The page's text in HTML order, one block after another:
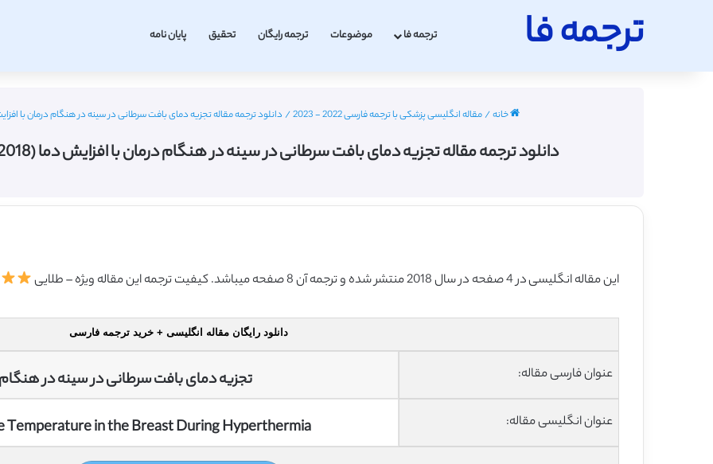
ترجمه فا ترجمه فا موضوعات ترجمه رایگان تحقیق پایان نامه
خانه/مقاله انگلیسی پزشکی با ترجمه فارسی 2022 - 2023 / دانلود ترجمه مقاله تجزیه دمای بافت سرطانی در سینه در هنگام درمان با افزایش دما (2018) (ترجمه
دانلود ترجمه مقاله تجزیه دمای بافت سرطانی در سینه در هنگام درمان با افزایش دما (2018) (ترجمه ویژه – طلایی
این مقاله انگلیسی در 4 صفحه در سال 2018 منتشر شده و ترجمه آن 8 صفحه میباشد. کیفیت ترجمه این مقاله ویژه – طلایی
دانلود رایگان مقاله انگلیسی + خرید ترجمه فارسی
عنوان فارسی مقاله: تجزیه دمای بافت سرطانی در سینه در هنگام
عنوان انگلیسی مقاله: Temperature in the Breast During Hyperthermia